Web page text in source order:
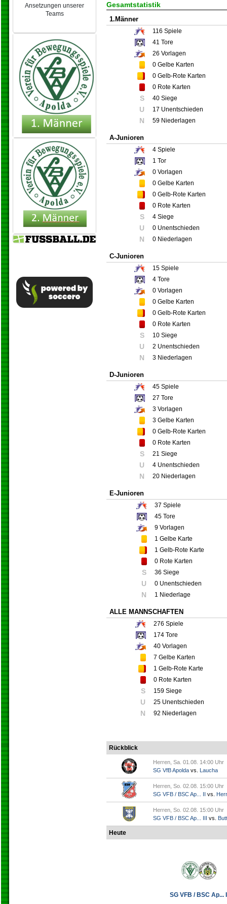
Ansetzungen unserer
Teams
Gesamtstatistik
1.Männer
116 Spiele
41 Tore
26 Vorlagen
0 Gelbe Karten
0 Gelb-Rote Karten
0 Rote Karten
S 40 Siege
U 17 Unentschieden
N 59 Niederlagen
A-Junioren
4 Spiele
1 Tor
0 Vorlagen
0 Gelbe Karten
0 Gelb-Rote Karten
0 Rote Karten
S 4 Siege
U 0 Unentschieden
N 0 Niederlagen
C-Junioren
15 Spiele
4 Tore
0 Vorlagen
0 Gelbe Karten
0 Gelb-Rote Karten
0 Rote Karten
S 10 Siege
U 2 Unentschieden
N 3 Niederlagen
D-Junioren
45 Spiele
27 Tore
3 Vorlagen
3 Gelbe Karten
0 Gelb-Rote Karten
0 Rote Karten
S 21 Siege
U 4 Unentschieden
N 20 Niederlagen
E-Junioren
37 Spiele
45 Tore
9 Vorlagen
1 Gelbe Karte
1 Gelb-Rote Karte
0 Rote Karten
S 36 Siege
U 0 Unentschieden
N 1 Niederlage
ALLE MANNSCHAFTEN
276 Spiele
174 Tore
40 Vorlagen
7 Gelbe Karten
1 Gelb-Rote Karte
0 Rote Karten
S 159 Siege
U 25 Unentschieden
N 92 Niederlagen
Rückblick
Herren, Sa. 01.08. 14:00 Uhr
SG VfB Apolda vs. Laucha
Herren, So. 02.08. 15:00 Uhr
SG VFB / BSC Ap... II vs.
Herren, So. 02.08. 15:00 Uhr
SG VFB / BSC Ap... III vs.
Heute
SG VFB / BSC Ap...